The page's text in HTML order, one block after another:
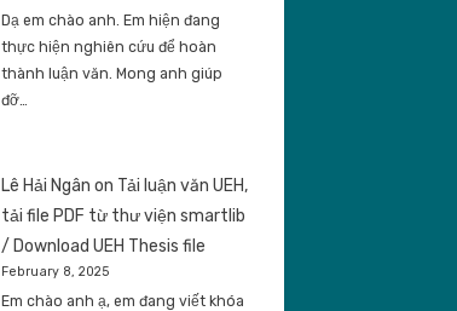
Dạ em chào anh. Em hiện đang
thực hiện nghiên cứu để hoàn
thành luận văn. Mong anh giúp
đỡ…
Lê Hải Ngân on Tải luận văn UEH,
tải file PDF từ thư viện smartlib
/ Download UEH Thesis file
February 8, 2025
Em chào anh ạ, em đang viết khóa